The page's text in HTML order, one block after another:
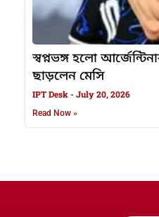
স্বপ্নভঙ্গ হলো
ছাড়লেন মেসি
IPT Desk July 20, 2026
Read Now »